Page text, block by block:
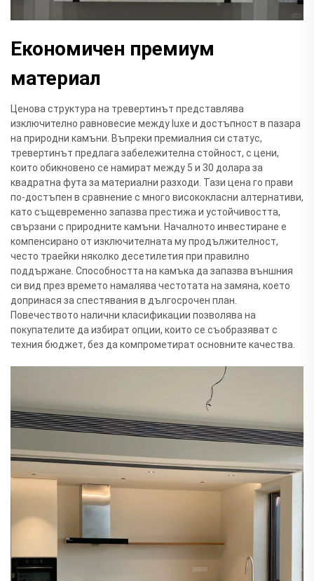
Економичен премиум
материал
Ценова структура на тревертинът представлява
изключително равновесие между luxe и достъпност в пазара
на природни камъни. Въпреки премиалния си статус,
тревертинът предлага забележителна стойност, с цени,
които обикновено се намират между 5 и 30 долара за
квадратна фута за материални разходи. Тази цена го прави
по-достъпен в сравнение с много висококласни алтернативи,
като същевременно запазва престижа и устойчивостта,
свързани с природните камъни. Началното инвестиране е
компенсирано от изключителната му продължителност,
често траейки няколко десетилетия при правилно
поддържане. Способността на камъка да запазва външния
си вид през времето намалява честотата на замяна, което
допринася за спестявания в дългосрочен план.
Повечеството налични класификации позволява на
покупателите да избират опции, които се съобразяват с
техния бюджет, без да компрометират основните качества.